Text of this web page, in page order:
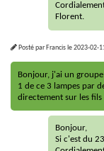
Florent.
Posté parFrancisle2023-02-
Bonjour, j'ai un
1 de ce 3 lampes par
directement sur les
Bonjour,
Si c'est du